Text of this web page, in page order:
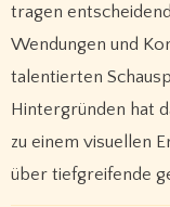
tragen
Wendungen und
talentierten
Hintergründen hat
zu einem visuellen
über tiefgreifende